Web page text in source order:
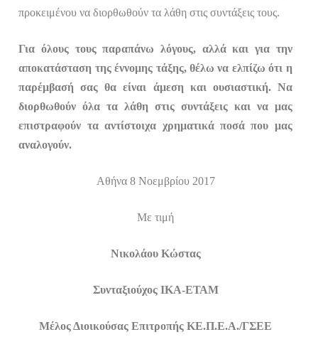
προκειμένου να διορθωθούν τα λάθη στις συντάξεις τους.
Για όλους τους παραπάνω λόγους, αλλά και για την
αποκατάσταση της έννομης τάξης, θέλω να ελπίζω ότι η
παρέμβασή σας θα είναι άμεση και ουσιαστική. Να
διορθωθούν όλα τα λάθη στις συντάξεις και να μας
επιστραφούν τα αντίστοιχα χρηματικά ποσά που μας
αναλογούν.
Αθήνα 8 Νοεμβρίου 2017
Με τιμή
Νικολάου Κώστας
Συνταξιούχος ΙΚΑ-ΕΤΑΜ
Μέλος Διοικούσας Επιτροπής ΚΕ.Π.Ε.Α./ΓΣΕΕ